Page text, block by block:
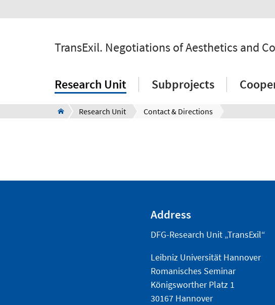
TransExil. Negotiations of Aesthetics and
Research Unit Subprojects
Research Unit Contact & Directions
Address
DFG-Research Unit „TransExil“
Leibniz Universität Hannover
Romanisches Seminar
Königsworther Platz 1
30167 Hannover